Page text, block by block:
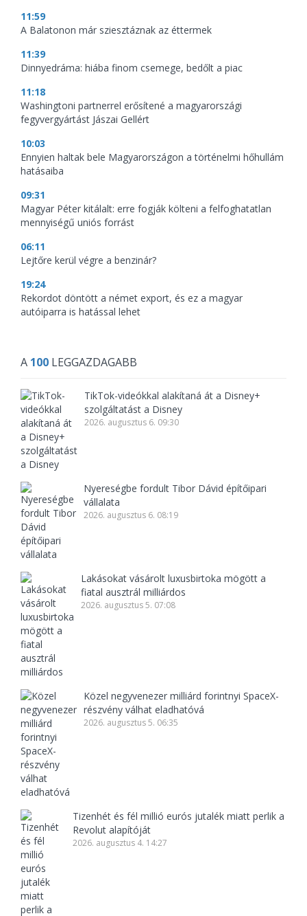
11:59
A Balatonon már sziesztáznak az éttermek
11:39
Dinnyedráma: hiába finom csemege, bedőlt a piac
11:18
Washingtoni partnerrel erősítené a magyarországi
fegyvergyártást Jászai Gellért
10:03
Ennyien haltak bele Magyarországon a történelmi hőhullám
hatásaiba
09:31
Magyar Péter kitálalt: erre fogják költeni a felfoghatatlan
mennyiségű uniós forrást
06:11
Lejtőre kerül végre a benzinár?
19:24
Rekordot döntött a német export, és ez a magyar
autóiparra is hatással lehet
A 100 LEGGAZDAGABB
TikTok-videókkal alakítaná át a Disney+
szolgáltatást a Disney
2026. augusztus 6. 09:30
Nyereségbe fordult Tibor Dávid építőipari
vállalata
2026. augusztus 6. 08:19
Lakásokat vásárolt luxusbirtoka mögött a
fiatal ausztrál milliárdos
2026. augusztus 5. 07:08
Közel negyvenezer milliárd forintnyi SpaceX-
részvény válhat eladhatóvá
2026. augusztus 5. 06:35
Tizenhét és fél millió eurós jutalék miatt perlik a
Revolut alapítóját
2026. augusztus 4. 14:27